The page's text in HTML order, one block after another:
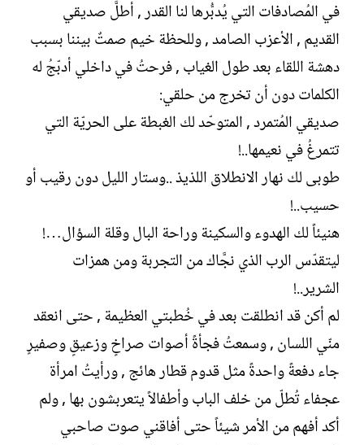
في المُصادفات التي يُدبُّرها لنا القدر , أطلَّ صديقي
القديم , الأعزب الصامد , وللحظة خيم صمتٌ بيننا بسبب
دهشة اللقاء بعد طول الغياب , فرحتُ في داخلي أدبّجُ له
الكلمات دون أن تخرج من حلقي:
صديقي المُتمرد , المتوحّد لك الغبطة على الحريّة التي
تتمرغُ في نعيمها..!
طوبى لك نهار الانطلاق اللذيذ ..وستار الليل دون رقيب أو
حسيب..!
هنيئاً لك الهدوء والسكينة وراحة البال وقلة السؤال…!
ليتقدّس الرب الذي نجَّاك من التجربة ومن همزات
الشرير..!
لم أكن قد انطلقت بعد في خُطبتي العظيمة , حتى انعقد
منّي اللسان , وسمعتُ فجأةً أصوات صراخٍ وزعيقٍ وصفيرٍ
جاء دفعةً واحدةً مثل قدوم قطار هائج , ورأيتُ امرأة
عجفاء تُطلّ من خلف الباب وأطفالاً يتعربشون بها , ولم
أكد أفهم من الأمر شيئاً حتى أفاقني صوت صاحبي